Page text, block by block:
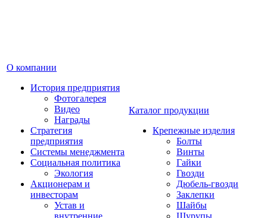
О компании
История предприятия
Фотогалерея
Видео
Награды
Стратегия
предприятия
Системы менеджмента
Социальная политика
Экология
Акционерам и
инвесторам
Устав и
внутренние
Каталог продукции
Крепежные изделия
Болты
Винты
Гайки
Гвозди
Дюбель-гвозди
Заклепки
Шайбы
Шурупы